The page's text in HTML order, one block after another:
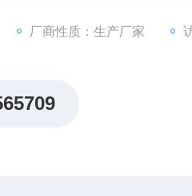
厂商性质：生产厂家